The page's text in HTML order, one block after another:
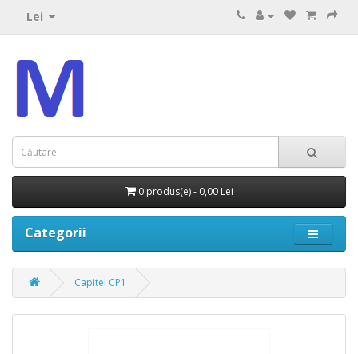
Lei
0 produs(e) - 0,00 Lei
Categorii
Capitel CP1